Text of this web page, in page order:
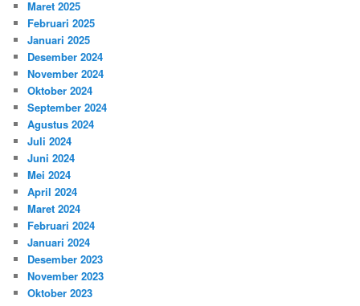
Maret 2025
Februari 2025
Januari 2025
Desember 2024
November 2024
Oktober 2024
September 2024
Agustus 2024
Juli 2024
Juni 2024
Mei 2024
April 2024
Maret 2024
Februari 2024
Januari 2024
Desember 2023
November 2023
Oktober 2023